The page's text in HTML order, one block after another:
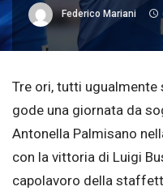
Federico Mariani
Tre ori, tutti ugualmente
gode una giornata da
Antonella Palmisano
con la vittoria di Luigi
capolavoro della